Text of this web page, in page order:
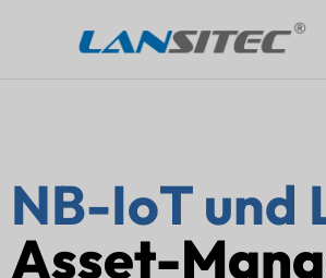
NB-IoT und
Asset-